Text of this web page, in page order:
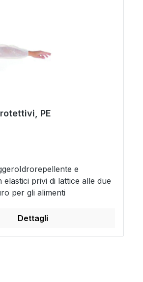
PE
e
elastici privi di lattice alle due
per gli alimenti
Dettagli